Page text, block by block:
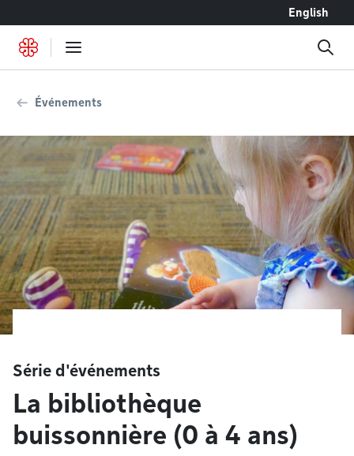
English
Événements
Série d'événements
La bibliothèque
buissonnière (0 à 4 ans)